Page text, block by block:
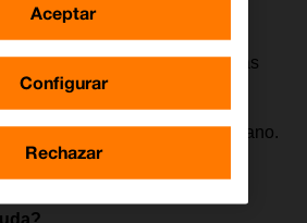
Si tienes muchas aplicaciones
consume más batería ya que las
de fondo.
las aplicaciones en segundo plano.
Configurar
Rechazar
Aceptar